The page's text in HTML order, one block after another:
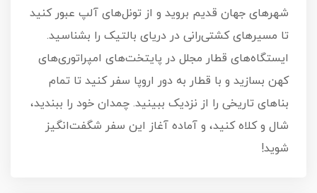
شهرهای جهان قدیم بروید و از تونل‌های آلپ عبور کنید
تا مسیرهای کشتی‌رانی در دریای بالتیک را بشناسید.
ایستگاه‌های قطار مجلل در پایتخت‌های امپراتوری‌های
کهن بسازید و با قطار به دور اروپا سفر کنید تا تمام
بناهای تاریخی را از نزدیک ببینید. چمدان خود را ببندید،
شال و کلاه کنید، و آماده آغاز این سفر شگفت‌انگیز
شوید!